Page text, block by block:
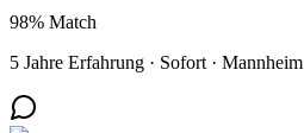
98% Match
5 Jahre Erfahrung · Sofort · Mannheim